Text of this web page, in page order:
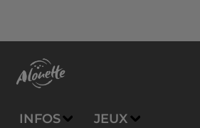
INFOS JEUX